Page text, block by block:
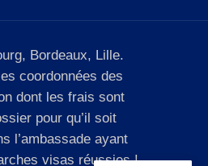
Bordeaux, Lille.
coordonnées des
dont les frais sont
pour qu’il soit
l’ambassade ayant
visas réussies !